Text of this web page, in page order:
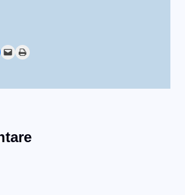
Facebook
Email this PagePrint this Page